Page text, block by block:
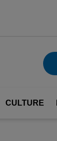
CULTURE